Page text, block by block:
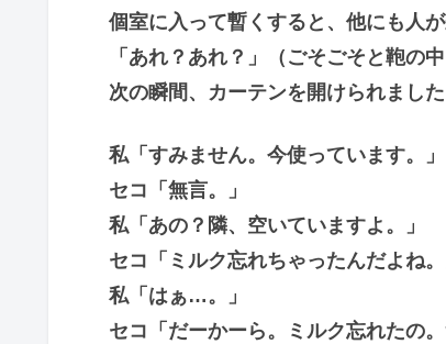
個室に入って暫くすると、他にも人が
「あれ？あれ？」（ごそごそと鞄の
次の瞬間、カーテンを開けられました
私「すみません。今使っています。」
セコ「無言。」
私「あの？隣、空いていますよ。」
セコ「ミルク忘れちゃったんだよね。
私「はぁ…。」
セコ「だーかーら。ミルク忘れたの